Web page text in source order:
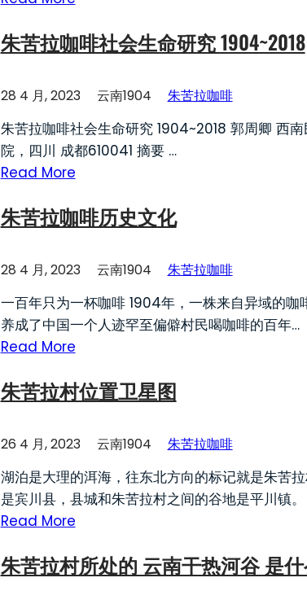
朱苦拉咖啡社会生命研究 1904~2018
28 4 月, 2023 云南1904 朱苦拉咖啡
朱苦拉咖啡社会生命研究 1904~2018 郭周卿 西
院，四川 成都610041 摘要 …
Read More
朱苦拉咖啡历史文化
28 4 月, 2023 云南1904 朱苦拉咖啡
一百年只为一杯咖啡 1904年，一株来自异域的咖
养成了中国一个人迹罕至偏僻村民喝咖啡的百年…
Read More
朱苦拉村位置卫星图
26 4 月, 2023 云南1904 朱苦拉咖啡
湖泊是大理的洱海，往东北方向的标记就是朱苦
是宾川县，县城和朱苦拉村之间的谷地是平川镇
Read More
朱苦拉村所处的 云南干热河谷 是